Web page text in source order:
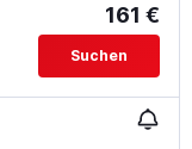
161 €
Suchen